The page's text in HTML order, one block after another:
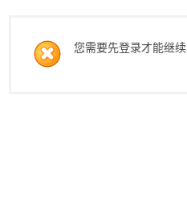
您需要先登录才能继